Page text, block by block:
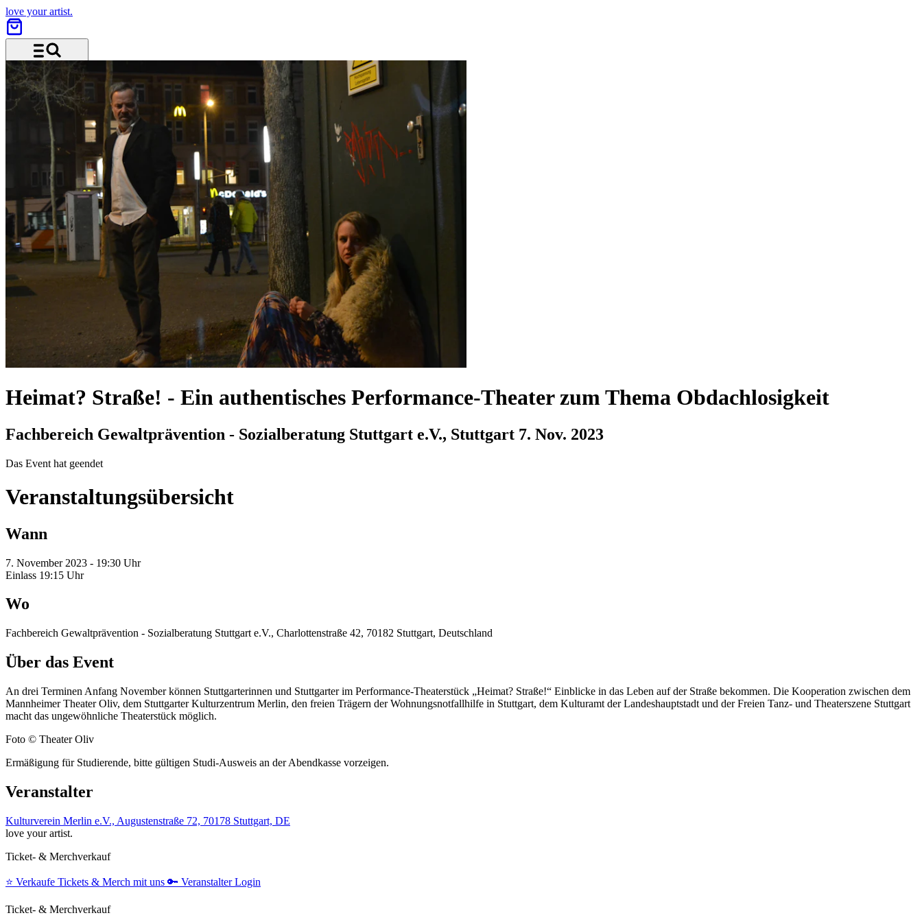
love your artist.
Menü und Suche
Heimat? Straße! - Ein authentisches Performance-Theater zum Thema Obdachlosigkeit
Fachbereich Gewaltprävention - Sozialberatung Stuttgart e.V., Stuttgart 7. Nov. 2023
Das Event hat geendet
Veranstaltungsübersicht
Wann
7. November 2023 - 19:30 Uhr
Einlass 19:15 Uhr
Wo
Fachbereich Gewaltprävention - Sozialberatung Stuttgart e.V., Charlottenstraße 42, 70182 Stuttgart, Deutschland
Über das Event
An drei Terminen Anfang November können Stuttgarterinnen und Stuttgarter im Performance-Theaterstück „Heimat? Straße!“ Einblicke in das Leben auf der Straße bekommen. Die Kooperation zwischen dem
Mannheimer Theater Oliv, dem Stuttgarter Kulturzentrum Merlin, den freien Trägern der Wohnungsnotfallhilfe in Stuttgart, dem Kulturamt der Landeshauptstadt und der Freien Tanz- und Theaterszene Stuttgart
macht das ungewöhnliche Theaterstück möglich.
Foto © Theater Oliv
Ermäßigung für Studierende, bitte gültigen Studi-Ausweis an der Abendkasse vorzeigen.
Veranstalter
Kulturverein Merlin e.V., Augustenstraße 72, 70178 Stuttgart, DE
love your artist.
Ticket- & Merchverkauf
⭐️ Verkaufe Tickets & Merch mit uns 🔑 Veranstalter Login
Ticket- & Merchverkauf